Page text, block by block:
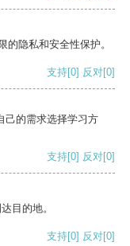
隐私和安全性保护。
支持[0] 反对[0]
己的需求选择学习方
支持[0] 反对[0]
目的地。
支持[0] 反对[0]